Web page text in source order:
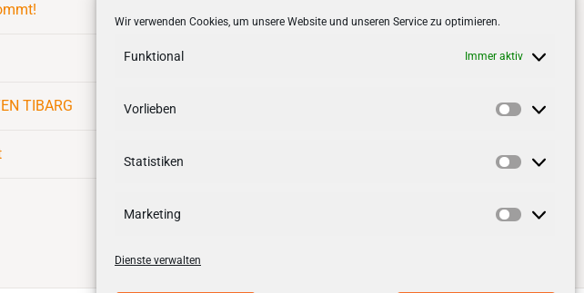
Wir verwenden Cookies, um unsere Website und unseren Service zu optimieren.
Funktional Immer aktiv
Vorlieben
Statistiken
Marketing
Dienste verwalten
TIBARG
Follow us onfacebook